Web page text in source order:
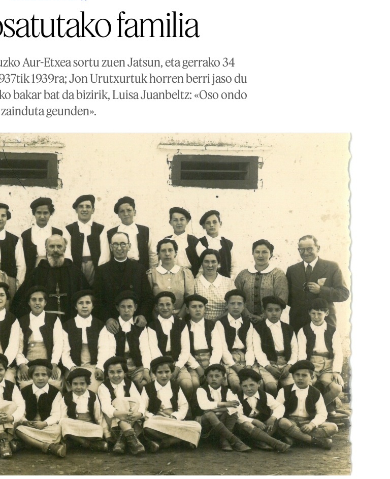
familia
Aur-Etxea sortu zuen Jatsun, eta gerrako 34
1939ra; Jon Urutxurtuk horren berri jaso du
bakar bat da bizirik, Luisa Juanbeltz: «Oso ondo
zainduta geunden».